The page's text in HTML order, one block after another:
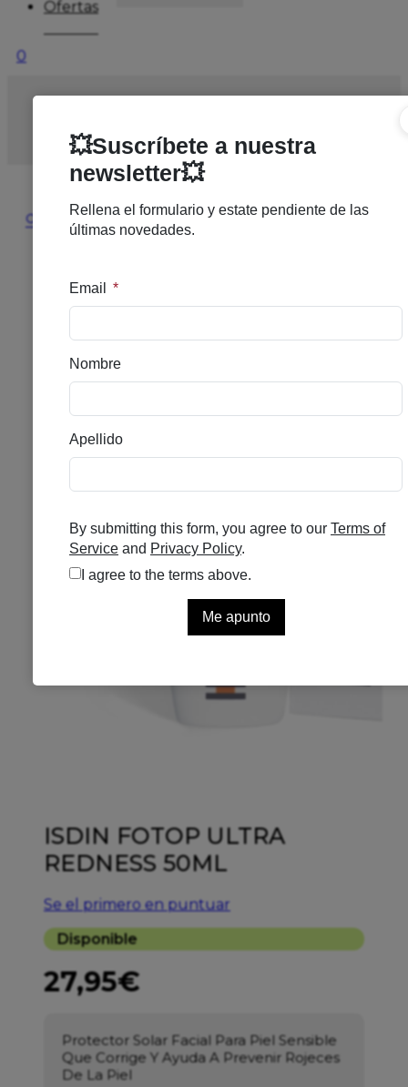
Ofertas
0
ULTRA REDNESS 50ML
🔍
ISDIN FOTOP ULTRA
REDNESS 50ML
Se el primero en puntuar
Disponible
27,95€
Protector Solar Facial Para Piel Sensible
Que Corrige Y Ayuda A Prevenir Rojeces
De La Piel